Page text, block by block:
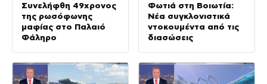
Συνελήφθη 49χρονος
της ρωσόφωνης
μαφίας στο Παλαιό
Φάληρο
Φωτιά στη Βοιωτία:
Νέα συγκλονιστικά
ντοκουμέντα από τις
διασώσεις